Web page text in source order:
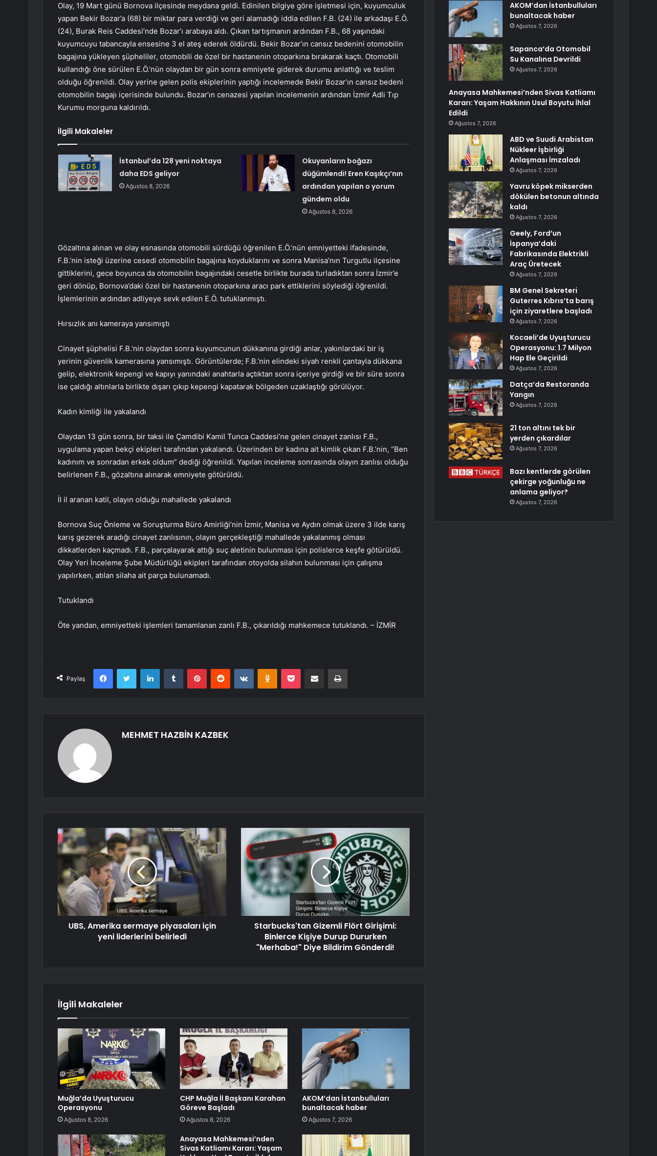
Olay, 19 Mart günü Bornova ilçesinde meydana geldi. Edinilen bilgiye göre işletmesi için, kuyumculuk
yapan Bekir Bozar’a (68) bir miktar para verdiği ve geri alamadığı iddia edilen F.B. (24) ile arkadaşı E.Ö.
(24), Burak Reis Caddesi’nde Bozar’ı arabaya aldı. Çıkan tartışmanın ardından F.B., 68 yaşındaki
kuyumcuyu tabancayla ensesine 3 el ateş ederek öldürdü. Bekir Bozar’ın cansız bedenini otomobilin
bagajına yükleyen şüpheliler, otomobili de özel bir hastanenin otoparkına bırakarak kaçtı. Otomobili
kullandığı öne sürülen E.Ö.’nün olaydan bir gün sonra emniyete giderek durumu anlattığı ve teslim
olduğu öğrenildi. Olay yerine gelen polis ekiplerinin yaptığı incelemede Bekir Bozar’ın cansız bedeni
otomobilin bagajı içerisinde bulundu. Bozar’ın cenazesi yapılan incelemenin ardından İzmir Adli Tıp
Kurumu morguna kaldırıldı.
İlgili Makaleler
İstanbul’da 128 yeni noktaya
daha EDS geliyor
Ağustos 8, 2026
Okuyanların boğazı
düğümlendi! Eren Kaşıkçı’nın
ardından yapılan o yorum
gündem oldu
Ağustos 8, 2026
Gözaltına alınan ve olay esnasında otomobili sürdüğü öğrenilen E.Ö.’nün emniyetteki ifadesinde,
F.B.’nin isteği üzerine cesedi otomobilin bagajına koyduklarını ve sonra Manisa’nın Turgutlu ilçesine
gittiklerini, gece boyunca da otomobilin bagajındaki cesetle birlikte burada turladıktan sonra İzmir’e
geri dönüp, Bornova’daki özel bir hastanenin otoparkına aracı park ettiklerini söylediği öğrenildi.
İşlemlerinin ardından adliyeye sevk edilen E.Ö. tutuklanmıştı.
Hırsızlık anı kameraya yansımıştı
Cinayet şüphelisi F.B.’nin olaydan sonra kuyumcunun dükkanına girdiği anlar, yakınlardaki bir iş
yerinin güvenlik kamerasına yansımıştı. Görüntülerde; F.B.’nin elindeki siyah renkli çantayla dükkana
gelip, elektronik kepengi ve kapıyı yanındaki anahtarla açtıktan sonra içeriye girdiği ve bir süre sonra
ise çaldığı altınlarla birlikte dışarı çıkıp kepengi kapatarak bölgeden uzaklaştığı görülüyor.
Kadın kimliği ile yakalandı
Olaydan 13 gün sonra, bir taksi ile Çamdibi Kamil Tunca Caddesi’ne gelen cinayet zanlısı F.B.,
uygulama yapan bekçi ekipleri tarafından yakalandı. Üzerinden bir kadına ait kimlik çıkan F.B.’nin, “Ben
kadınım ve sonradan erkek oldum” dediği öğrenildi. Yapılan inceleme sonrasında olayın zanlısı olduğu
belirlenen F.B., gözaltına alınarak emniyete götürüldü.
İl il aranan katil, olayın olduğu mahallede yakalandı
Bornova Suç Önleme ve Soruşturma Büro Amirliği’nin İzmir, Manisa ve Aydın olmak üzere 3 ilde karış
karış gezerek aradığı cinayet zanlısının, olayın gerçekleştiği mahallede yakalanmış olması
dikkatlerden kaçmadı. F.B., parçalayarak attığı suç aletinin bulunması için polislerce keşfe götürüldü.
Olay Yeri İnceleme Şube Müdürlüğü ekipleri tarafından otoyolda silahın bulunması için çalışma
yapılırken, atılan silaha ait parça bulunamadı.
Tutuklandı
Öte yandan, emniyetteki işlemleri tamamlanan zanlı F.B., çıkarıldığı mahkemece tutuklandı. – İZMİR
Paylaş
FacebookTwitter LinkedInTumblr PinterestReddit VKontakteOdnoklassniki
Pocket E-Posta ile paylaş Yazdır
MEHMET HAZBİN KAZBEK
UBS, Amerika sermaye piyasaları için
yeni liderlerini belirledi
Starbucks'tan Gizemli Flört Girişimi:
Binlerce Kişiye Durup Dururken
"Merhaba!" Diye Bildirim Gönderdi!
İlgili Makaleler
Muğla’da Uyuşturucu
Operasyonu
Ağustos 8, 2026
CHP Muğla İl Başkanı Karahan
Göreve Başladı
Ağustos 8, 2026
AKOM’dan İstanbulluları
bunaltacak haber
Ağustos 7, 2026
Anayasa Mahkemesi’nden
Sivas Katliamı Kararı: Yaşam
AKOM’dan İstanbulluları
bunaltacak haber
Ağustos 7, 2026
Sapanca’da Otomobil
Su Kanalına Devrildi
Ağustos 7, 2026
Anayasa Mahkemesi’nden Sivas Katliamı
Kararı: Yaşam Hakkının Usul Boyutu İhlal
Edildi
Ağustos 7, 2026
ABD ve Suudi Arabistan
Nükleer İşbirliği
Anlaşması İmzaladı
Ağustos 7, 2026
Yavru köpek mikserden
dökülen betonun altında
kaldı
Ağustos 7, 2026
Geely, Ford’un
İspanya’daki
Fabrikasında Elektrikli
Araç Üretecek
Ağustos 7, 2026
BM Genel Sekreteri
Guterres Kıbrıs’ta barış
için ziyaretlere başladı
Ağustos 7, 2026
Kocaeli’de Uyuşturucu
Operasyonu: 1.7 Milyon
Hap Ele Geçirildi
Ağustos 7, 2026
Datça’da Restoranda
Yangın
Ağustos 7, 2026
21 ton altını tek bir
yerden çıkardılar
Ağustos 7, 2026
Bazı kentlerde görülen
çekirge yoğunluğu ne
anlama geliyor?
Ağustos 7, 2026